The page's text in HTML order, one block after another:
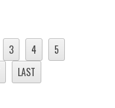
3 4
5
LAST